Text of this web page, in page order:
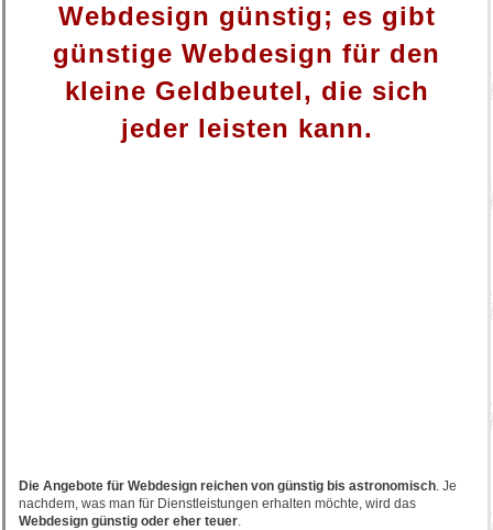
Webdesign günstig; es gibt
günstige Webdesign für den
kleine Geldbeutel, die sich
jeder leisten kann.
Die Angebote für Webdesign reichen von günstig bis astronomisch. Je
nachdem, was man für Dienstleistungen erhalten möchte, wird das
Webdesign günstig oder eher teuer.